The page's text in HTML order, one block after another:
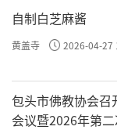
自制白芝麻酱
黄盖寺 2026-04-27
包头市佛教协会召
会议暨2026年第